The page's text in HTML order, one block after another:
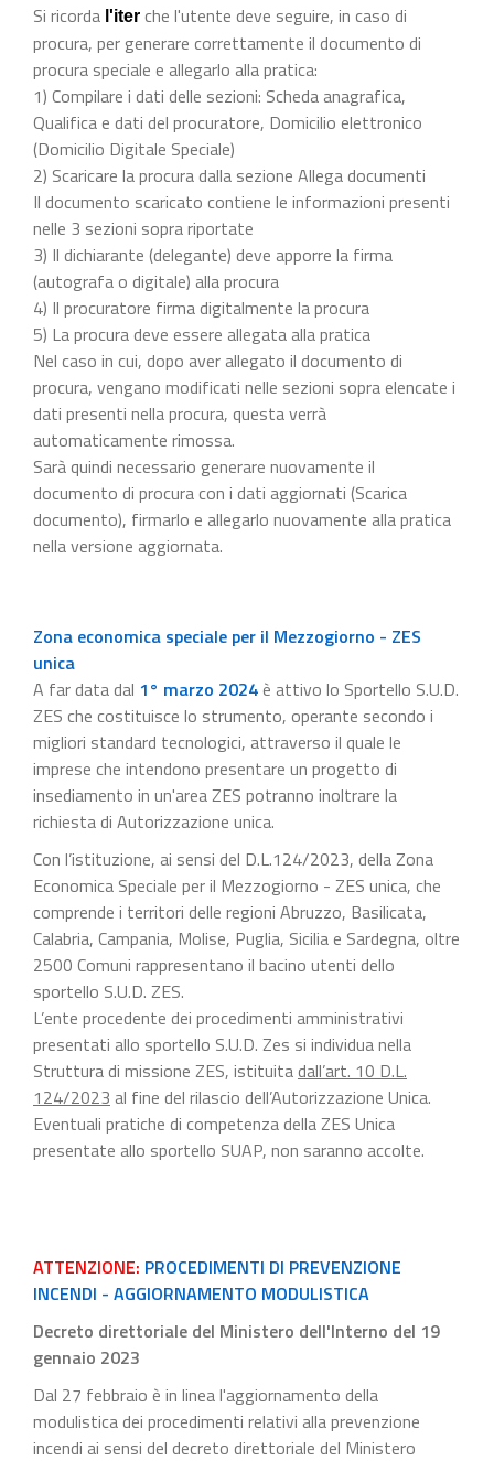
Si ricorda l'iter che l'utente deve seguire, in caso di
procura, per generare correttamente il documento di
procura speciale e allegarlo alla pratica:
1) Compilare i dati delle sezioni: Scheda anagrafica,
Qualifica e dati del procuratore, Domicilio elettronico
(Domicilio Digitale Speciale)
2) Scaricare la procura dalla sezione Allega documenti
Il documento scaricato contiene le informazioni presenti
nelle 3 sezioni sopra riportate
3) Il dichiarante (delegante) deve apporre la firma
(autografa o digitale) alla procura
4) Il procuratore firma digitalmente la procura
5) La procura deve essere allegata alla pratica
Nel caso in cui, dopo aver allegato il documento di
procura, vengano modificati nelle sezioni sopra elencate i
dati presenti nella procura, questa verrà
automaticamente rimossa.
Sarà quindi necessario generare nuovamente il
documento di procura con i dati aggiornati (Scarica
documento), firmarlo e allegarlo nuovamente alla pratica
nella versione aggiornata.
Zona economica speciale per il Mezzogiorno - ZES
unica
A far data dal 1° marzo 2024è attivo lo Sportello S.U.D.
ZES che costituisce lo strumento, operante secondo i
migliori standard tecnologici, attraverso il quale le
imprese che intendono presentare un progetto di
insediamento in un'area ZES potranno inoltrare la
richiesta di Autorizzazione unica.
Con l’istituzione, ai sensi del D.L.124/2023, della Zona
Economica Speciale per il Mezzogiorno - ZES unica, che
comprende i territori delle regioni Abruzzo, Basilicata,
Calabria, Campania, Molise, Puglia, Sicilia e Sardegna, oltre
2500 Comuni rappresentano il bacino utenti dello
sportello S.U.D. ZES.
L’ente procedente dei procedimenti amministrativi
presentati allo sportello S.U.D. Zes si individua nella
Struttura di missione ZES, istituitadall’art. 10 D.L.
124/2023 al fine del rilascio dell’Autorizzazione Unica.
Eventuali pratiche di competenza della ZES Unica
presentate allo sportello SUAP, non saranno accolte.
ATTENZIONE: PROCEDIMENTI DI PREVENZIONE
INCENDI - AGGIORNAMENTO MODULISTICA
Decreto direttoriale del Ministero dell'Interno del 19
gennaio 2023
Dal 27 febbraio è in linea l'aggiornamento della
modulistica dei procedimenti relativi alla prevenzione
incendi ai sensi del decreto direttoriale del Ministero